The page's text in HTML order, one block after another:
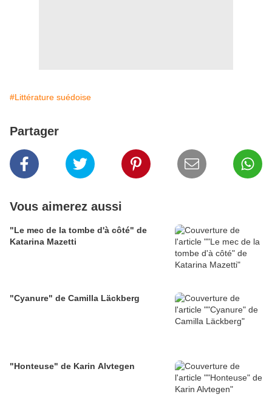
#Littérature suédoise
Partager
Vous aimerez aussi
"Le mec de la tombe d'à côté" de
Katarina Mazetti
"Cyanure" de Camilla Läckberg
"Honteuse" de Karin Alvtegen